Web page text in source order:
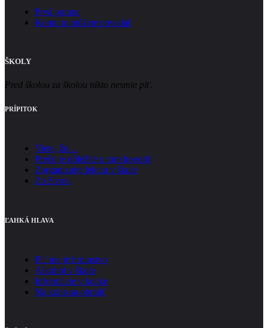
Prvá pomoc
Komu to môžete povedať
ŠKOLY
Pred školou za školou nikto nesmie piť.
PRÍPITOK
Viete, že…
Prečo je dôležité o tom hovoriť
Zorganizujte lekciu v škole
Zo života
ĽAHKÁ HLAVA
Piť nie je hrdinstvo
Alkohol v škole
Informácie v kocke
Na koho sa obrátiť